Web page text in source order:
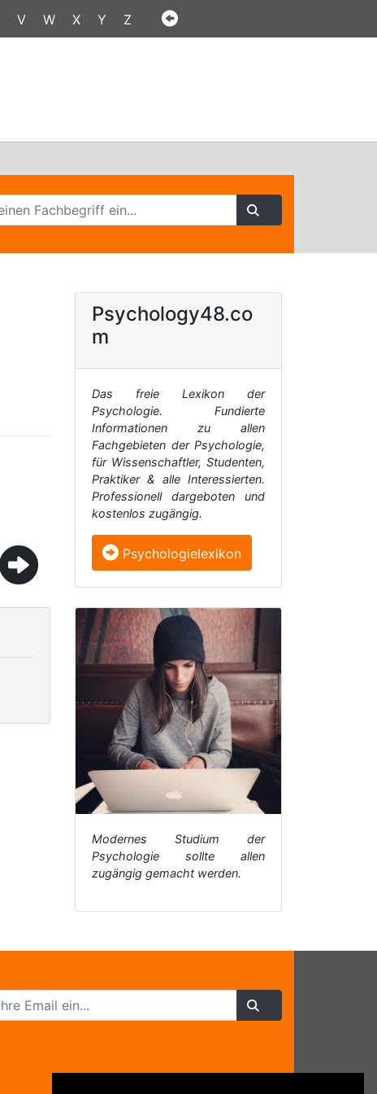
V W X Y Z
Psychology48.co
m
Das freie Lexikon der
Psychologie. Fundierte
Informationen zu allen
Fachgebieten der Psychologie,
für Wissenschaftler, Studenten,
Praktiker & alle Interessierten.
Professionell dargeboten und
kostenlos zugängig.
Psychologielexikon
Modernes Studium der
Psychologie sollte allen
zugängig gemacht werden.